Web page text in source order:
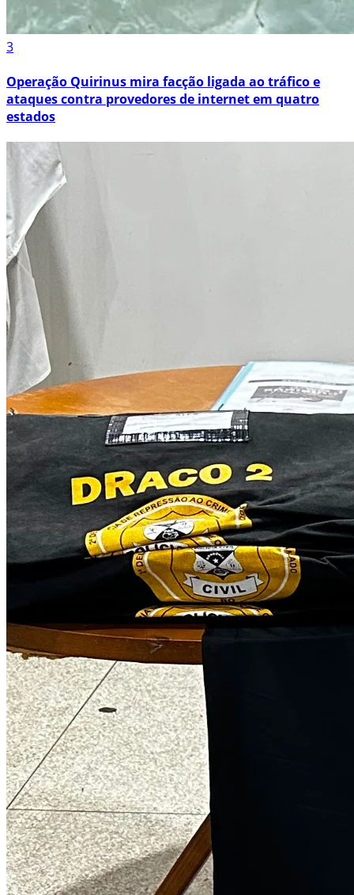
3
Operação Quirinus mira facção ligada ao tráfico e
ataques contra provedores de internet em quatro
estados